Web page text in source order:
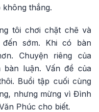
thắng.
tôi chơi chặt chẽ và
đến sớm. Khi có bàn
Chuyện riêng của
bàn luận. Vấn đề của
Buổi tập cuối cùng
nhưng mừng vì Đình
Phúc cho biết.